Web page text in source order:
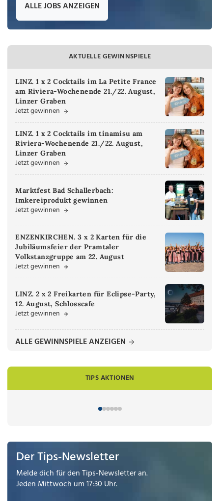
ALLE JOBS ANZEIGEN
AKTUELLE GEWINNSPIELE
LINZ. 1 x 2 Cocktails im La Petite France
am Riviera-Wochenende 21./22. August,
Linzer Graben
Jetzt gewinnen
LINZ. 1 x 2 Cocktails im tinamisu am
Riviera-Wochenende 21./22. August,
Linzer Graben
Jetzt gewinnen
Marktfest Bad Schallerbach:
Imkereiprodukt gewinnen
Jetzt gewinnen
ENZENKIRCHEN. 3 x 2 Karten für die
Jubiläumsfeier der Pramtaler
Volkstanzgruppe am 22. August
Jetzt gewinnen
LINZ. 2 x 2 Freikarten für Eclipse-Party,
12. August, Schlosscafe
Jetzt gewinnen
ALLE GEWINNSPIELE ANZEIGEN
TIPS AKTIONEN
Der Tips-Newsletter
Melde dich für den Tips-Newsletter an.
Jeden Mittwoch um 17:30 Uhr.